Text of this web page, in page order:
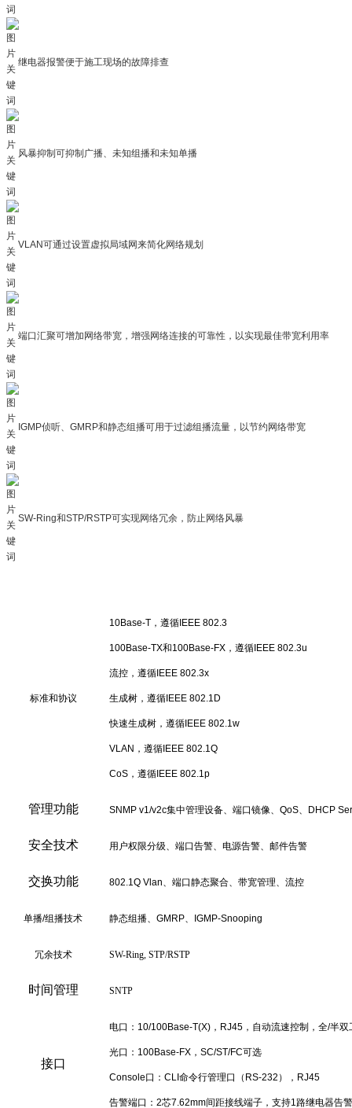
继电器报警便于施工现场的故障排查
风暴抑制可抑制广播、未知组播和未知单播
VLAN可通过设置虚拟局域网来简化网络规划
端口汇聚可增加网络带宽，增强网络连接的可靠性，以实现最佳带宽利用率
IGMP侦听、GMRP和静态组播可用于过滤组播流量，以节约网络带宽
SW-Ring和STP/RSTP可实现网络冗余，防止网络风暴
标准和协议
10Base-T，遵循IEEE 802.3
100Base-TX和100Base-FX，遵循IEEE 802.3u
流控，遵循IEEE 802.3x
生成树，遵循IEEE 802.1D
快速生成树，遵循IEEE 802.1w
VLAN，遵循IEEE 802.1Q
CoS，遵循IEEE 802.1p
管理功能 SNMP v1/v2c集中管理设备、端口镜像、QoS、DHCP
安全技术 用户权限分级、端口告警、电源告警、邮件告警
交换功能 802.1Q Vlan、端口静态聚合、带宽管理、流控
单播/组播技术 静态组播、GMRP、IGMP-Snooping
冗余技术 SW-Ring, STP/RSTP
时间管理 SNTP
接口
电口：10/100Base-T(X)，RJ45，自动流速控制，全/半
光口：100Base-FX，SC/ST/FC可选
Console口：CLI命令行管理口（RS-232），RJ45
告警端口：2芯7.62mm间距接线端子，支持1路继电器告